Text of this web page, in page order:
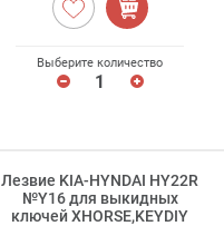
Выберите количество
Лезвие KIA-HYNDAI HY22R
№Y16 для выкидных
ключей XHORSE,KEYDIY